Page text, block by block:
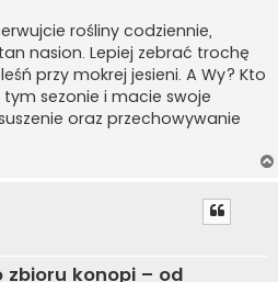
rośliny codziennie,
nasion. Lepiej zebrać trochę
przy mokrej jesieni. A Wy? Kto
sezonie i macie swoje
oraz przechowywanie
zbioru konopi – od